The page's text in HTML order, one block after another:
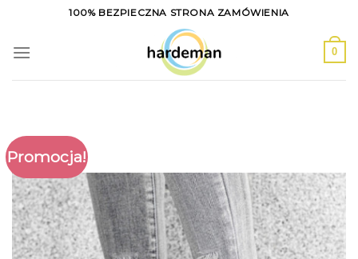
content
100% BEZPIECZNA STRONA ZAMÓWIENIA
0
Promocja!